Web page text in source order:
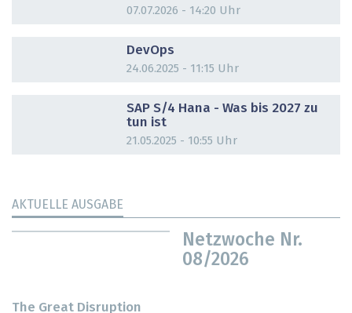
07.07.2026 - 14:20 Uhr
DevOps
24.06.2025 - 11:15 Uhr
SAP S/4 Hana - Was bis 2027 zu
tun ist
21.05.2025 - 10:55 Uhr
AKTUELLE AUSGABE
Netzwoche Nr.
08/2026
The Great Disruption